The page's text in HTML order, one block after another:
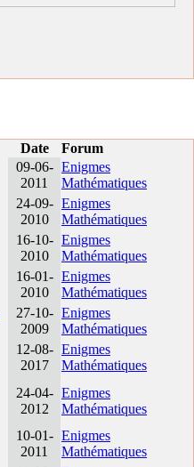
Date
Forum
09-06-
2011
Enigmes
Mathématiques
24-09-
2010
Enigmes
Mathématiques
16-10-
2010
Enigmes
Mathématiques
16-01-
2010
Enigmes
Mathématiques
27-10-
2009
Enigmes
Mathématiques
12-08-
2017
Enigmes
Mathématiques
24-04-
2012
Enigmes
Mathématiques
10-01-
2011
Enigmes
Mathématiques